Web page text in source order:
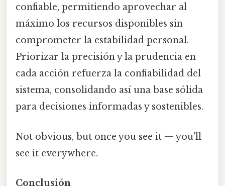
confiable, permitiendo aprovechar al
máximo los recursos disponibles sin
comprometer la estabilidad personal.
Priorizar la precisión y la prudencia en
cada acción refuerza la confiabilidad del
sistema, consolidando así una base sólida
para decisiones informadas y sostenibles.
Not obvious, but once you see it — you'll
see it everywhere.
Conclusión